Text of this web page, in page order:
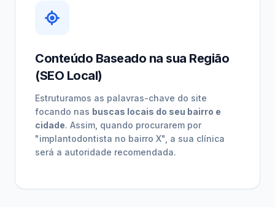
Conteúdo Baseado na sua Região
(SEO Local)
Estruturamos as palavras-chave do site
focando nas buscas locais do seu bairro e
cidade. Assim, quando procurarem por
"implantodontista no bairro X", a sua clínica
será a autoridade recomendada.